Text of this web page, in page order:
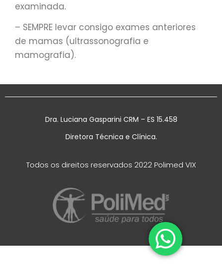
examinada.
– SEMPRE levar consigo exames anteriores
de mamas (ultrassonografia e
mamografia).
Dra. Luciana Gasparini CRM – ES 15.458
Diretora Técnica e Clínica.
Todos os direitos reservados 2022 Polimed VIX